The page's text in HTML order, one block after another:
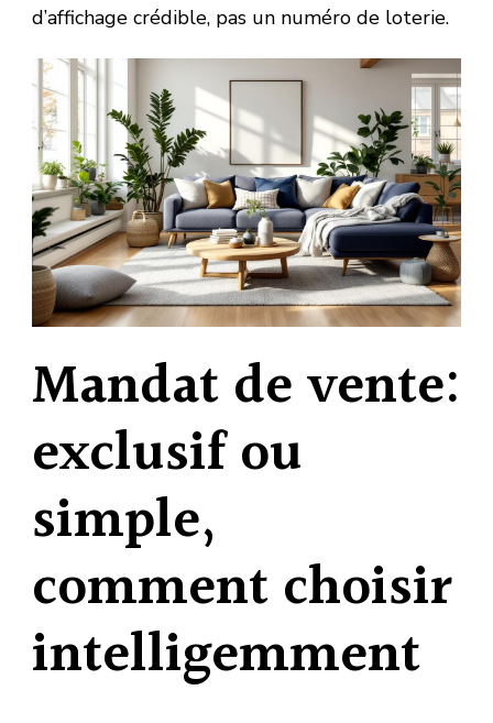
d’affichage crédible, pas un numéro de loterie.
Mandat de vente:
exclusif ou
simple,
comment choisir
intelligemment